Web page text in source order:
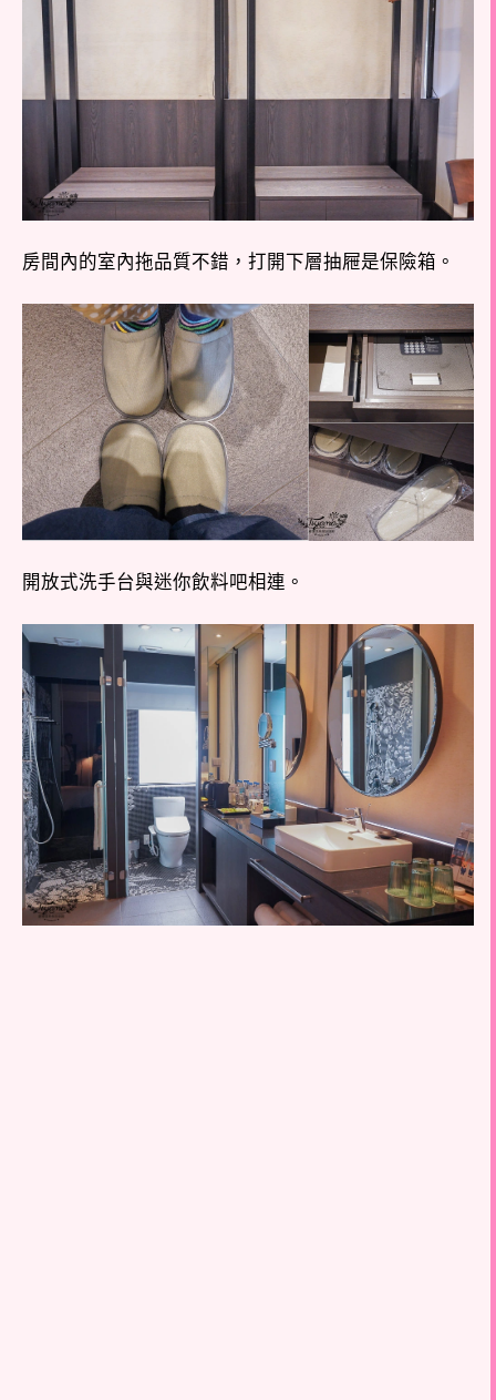
房間內的室內拖品質不錯，打開下層抽屜是保險箱。
開放式洗手台與迷你飲料吧相連。